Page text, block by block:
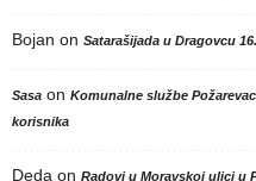
Bojan on Satarašijada u Dragovcu
Sasa on Komunalne službe
korisnika
Deda on Radovi u Moravskoj ulici u